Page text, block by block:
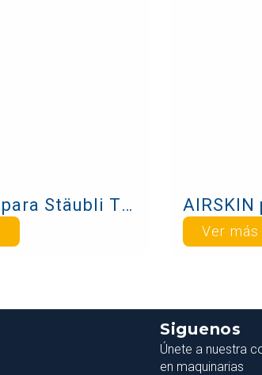
AIRSKIN para Stäubli TX2touch-90
Ver más
Siguenos
Únete a nuestra
en maquinarias